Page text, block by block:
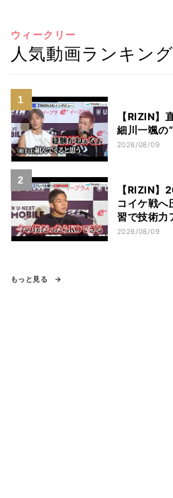
ウィークリー
人気動画ランキング
【RIZIN
細川一颯の
2026/08/09
【RIZIN】
コイケ戦へ
習で技術力
2026/08/09
もっと見る